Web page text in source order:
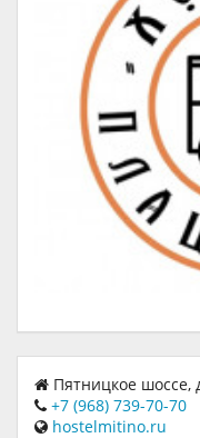
Пятницкое шоссе,
+7 (968) 739-70-70
hostelmitino.ru